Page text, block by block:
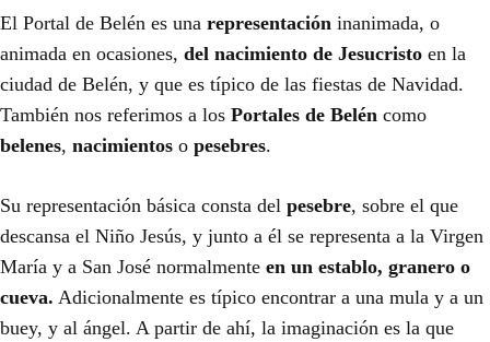
El Portal de Belén es una representación inanimada, o
animada en ocasiones, del nacimiento de Jesucristo en la
ciudad de Belén, y que es típico de las fiestas de Navidad.
También nos referimos a los Portales de Belén como
belenes, nacimientos o pesebres.
Su representación básica consta del pesebre, sobre el que
descansa el Niño Jesús, y junto a él se representa a la Virgen
María y a San José normalmente en un establo, granero o
cueva. Adicionalmente es típico encontrar a una mula y a un
buey, y al ángel. A partir de ahí, la imaginación es la que